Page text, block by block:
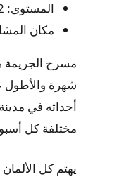
المستوى: B2
مكان
مسرح الجريمة
شهرة والأطول
أحداثه في
مختلفة كل
يهتم كل